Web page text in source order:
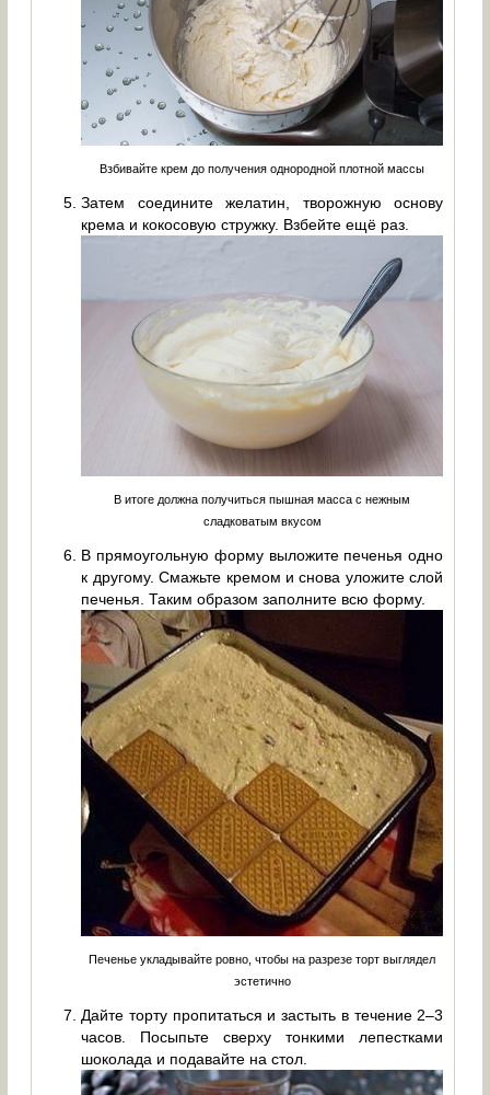
Взбивайте крем до получения однородной плотной массы
Затем соедините желатин, творожную основу
крема и кокосовую стружку. Взбейте ещё раз.
В итоге должна получиться пышная масса с нежным
сладковатым вкусом
В прямоугольную форму выложите печенья одно
к другому. Смажьте кремом и снова уложите слой
печенья. Таким образом заполните всю форму.
Печенье укладывайте ровно, чтобы на разрезе торт выглядел
эстетично
Дайте торту пропитаться и застыть в течение 2–3
часов. Посыпьте сверху тонкими лепестками
шоколада и подавайте на стол.